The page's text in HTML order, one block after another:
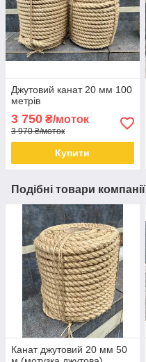
Джутовий канат 20 мм 100
метрів
3 750 ₴/моток
3 970 ₴/моток
Купити
Подібні товари компанії
Канат джутовий 20 мм 50